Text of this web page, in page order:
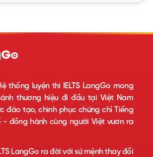
thống luyện thi IELTS LangGo mong
thương hiệu đi đầu tại Việt Nam
đào tạo, chinh phục chứng chỉ Tiếng
- đồng hành cùng người Việt vươn ra
LangGo ra đời với sứ mệnh thay đổi